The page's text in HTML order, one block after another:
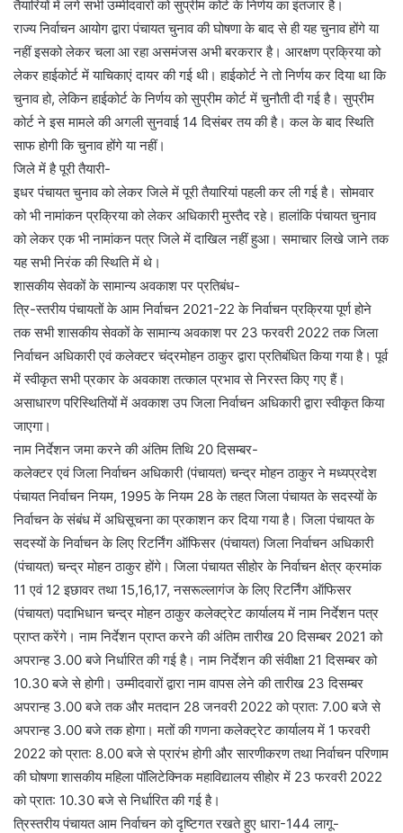
तैयारियों में लगे सभी उम्मीदवारों को सुप्रीम कोर्ट के निर्णय का इंतजार है।
राज्य निर्वाचन आयोग द्वारा पंचायत चुनाव की घोषणा के बाद से ही यह चुनाव होंगे या
नहीं इसको लेकर चला आ रहा असमंजस अभी बरकरार है। आरक्षण प्रक्रिया को
लेकर हाईकोर्ट में याचिकाएं दायर की गई थी। हाईकोर्ट ने तो निर्णय कर दिया था कि
चुनाव हो, लेकिन हाईकोर्ट के निर्णय को सुप्रीम कोर्ट में चुनौती दी गई है। सुप्रीम
कोर्ट ने इस मामले की अगली सुनवाई 14 दिसंबर तय की है। कल के बाद स्थिति
साफ होगी कि चुनाव होंगे या नहीं।
जिले में है पूरी तैयारी-
इधर पंचायत चुनाव को लेकर जिले में पूरी तैयारियां पहली कर ली गई है। सोमवार
को भी नामांकन प्रक्रिया को लेकर अधिकारी मुस्तैद रहे। हालांकि पंचायत चुनाव
को लेकर एक भी नामांकन पत्र जिले में दाखिल नहीं हुआ। समाचार लिखे जाने तक
यह सभी निरंक की स्थिति में थे।
शासकीय सेवकों के सामान्य अवकाश पर प्रतिबंध-
त्रि-स्तरीय पंचायतों के आम निर्वाचन 2021-22 के निर्वाचन प्रक्रिया पूर्ण होने
तक सभी शासकीय सेवकों के सामान्य अवकाश पर 23 फरवरी 2022 तक जिला
निर्वाचन अधिकारी एवं कलेक्टर चंद्रमोहन ठाकुर द्वारा प्रतिबंधित किया गया है। पूर्व
में स्वीकृत सभी प्रकार के अवकाश तत्काल प्रभाव से निरस्त किए गए हैं।
असाधारण परिस्थितियों में अवकाश उप जिला निर्वाचन अधिकारी द्वारा स्वीकृत किया
जाएगा।
नाम निर्देशन जमा करने की अंतिम तिथि 20 दिसम्बर-
कलेक्टर एवं जिला निर्वाचन अधिकारी (पंचायत) चन्द्र मोहन ठाकुर ने मध्यप्रदेश
पंचायत निर्वाचन नियम, 1995 के नियम 28 के तहत जिला पंचायत के सदस्यों के
निर्वाचन के संबंध में अधिसूचना का प्रकाशन कर दिया गया है। जिला पंचायत के
सदस्यों के निर्वाचन के लिए रिटर्निंग ऑफिसर (पंचायत) जिला निर्वाचन अधिकारी
(पंचायत) चन्द्र मोहन ठाकुर होंगे। जिला पंचायत सीहोर के निर्वाचन क्षेत्र क्रमांक
11 एवं 12 इछावर तथा 15,16,17, नसरूल्लागंज के लिए रिटर्निंग ऑफिसर
(पंचायत) पदाभिधान चन्द्र मोहन ठाकुर कलेक्ट्रेट कार्यालय में नाम निर्देशन पत्र
प्राप्त करेंगे। नाम निर्देशन प्राप्त करने की अंतिम तारीख 20 दिसम्बर 2021 को
अपरान्ह 3.00 बजे निर्धारित की गई है। नाम निर्देशन की संवीक्षा 21 दिसम्बर को
10.30 बजे से होगी। उम्मीदवारों द्वारा नाम वापस लेने की तारीख 23 दिसम्बर
अपरान्ह 3.00 बजे तक और मतदान 28 जनवरी 2022 को प्रात: 7.00 बजे से
अपरान्ह 3.00 बजे तक होगा। मतों की गणना कलेक्ट्रेट कार्यालय में 1 फरवरी
2022 को प्रात: 8.00 बजे से प्रारंभ होगी और सारणीकरण तथा निर्वाचन परिणाम
की घोषणा शासकीय महिला पॉलिटेक्निक महाविद्यालय सीहोर में 23 फरवरी 2022
को प्रात: 10.30 बजे से निर्धारित की गई है।
त्रिस्तरीय पंचायत आम निर्वाचन को दृष्टिगत रखते हुए धारा-144 लागू-